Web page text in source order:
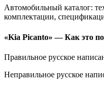
Автомобильный каталог:
комплектации,
«Kia Picanto» — Как это
Правильное русское
Неправильное русское